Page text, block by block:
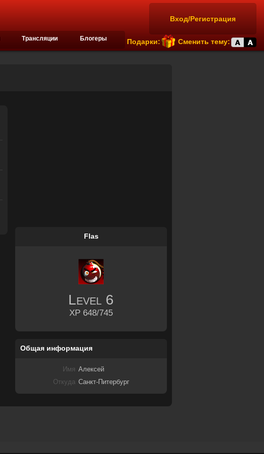
Вход/Регистрация
Подарки: Сменить тему:
Трансляции Блогеры
Flas
Level 6
XP 648/745
Общая информация
Имя Алексей
Откуда Санкт-Питербург